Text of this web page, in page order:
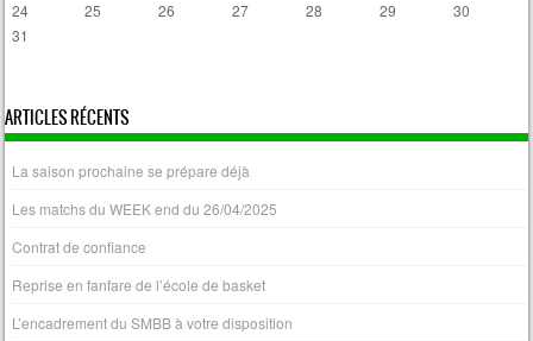
24
25 26 27 28 29
30
31
ARTICLES RÉCENTS
La saison prochaine se prépare déjà
Les matchs du WEEK end du 26/04/2025
Contrat de confiance
Reprise en fanfare de l’école de basket
L’encadrement du SMBB à votre disposition